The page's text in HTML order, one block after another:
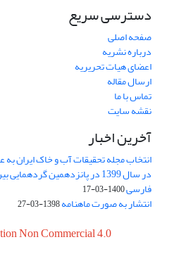
دسترسی سریع
صفحه اصلی
درباره نشریه
اعضای هیات تحریریه
ارسال مقاله
تماس با ما
نقشه سایت
آخرین اخبار
انتخاب مجله تحقیقات آب و خاک ایران به
در سال 1399 در پانزدهمین
فارسی1400-03-17
انتشار به صورت ماهنامه1398-03-27
Non Commercial 4.0